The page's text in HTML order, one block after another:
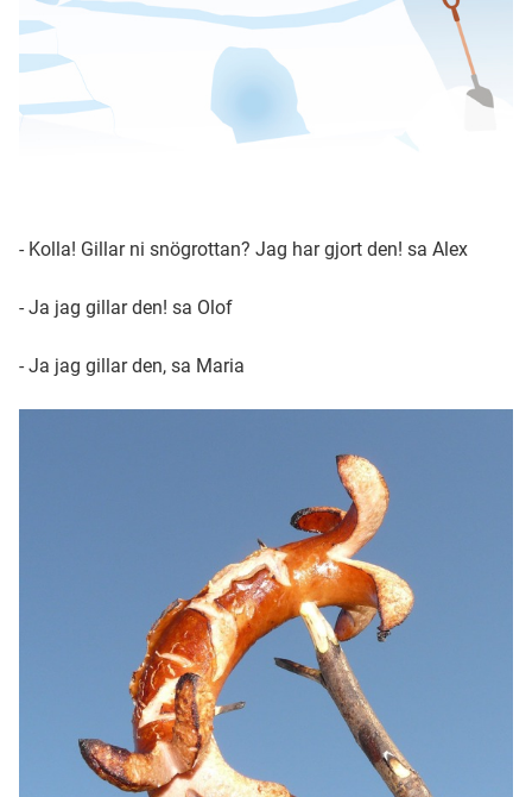
- Kolla! Gillar ni snögrottan? Jag har gjort den! sa Alex
- Ja jag gillar den! sa Olof
- Ja jag gillar den, sa Maria